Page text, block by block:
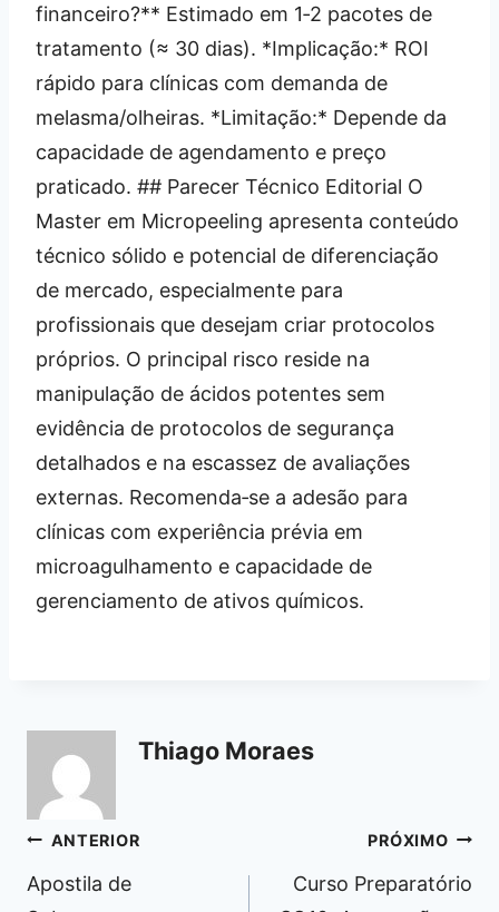
financeiro?** Estimado em 1‑2 pacotes de
tratamento (≈ 30 dias). *Implicação:* ROI
rápido para clínicas com demanda de
melasma/olheiras. *Limitação:* Depende da
capacidade de agendamento e preço
praticado. ## Parecer Técnico Editorial O
Master em Micropeeling apresenta conteúdo
técnico sólido e potencial de diferenciação
de mercado, especialmente para
profissionais que desejam criar protocolos
próprios. O principal risco reside na
manipulação de ácidos potentes sem
evidência de protocolos de segurança
detalhados e na escassez de avaliações
externas. Recomenda‑se a adesão para
clínicas com experiência prévia em
microagulhamento e capacidade de
gerenciamento de ativos químicos.
Thiago Moraes
Navegação
de
ANTERIOR
Apostila de
PRÓXIMO
Curso Preparatório